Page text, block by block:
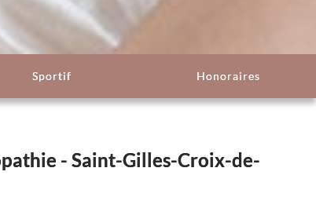
Sportif Honoraires
- Saint-Gilles-Croix-de-